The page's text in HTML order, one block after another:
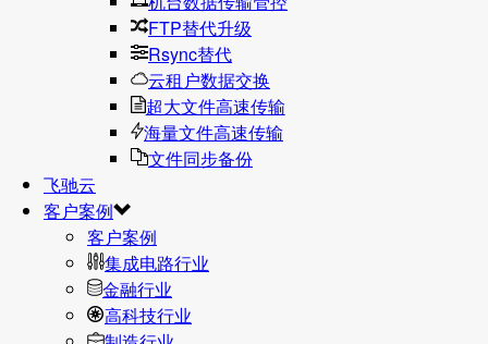
FTP替代升级
Rsync替代
云租户数据交换
超大文件高速传输
海量文件高速传输
文件同步备份
飞驰云
客户案例
客户案例
集成电路行业
金融行业
高科技行业